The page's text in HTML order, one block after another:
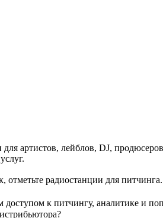
артистов, лейблов, DJ,
отметьте радиостанции для
к питчингу, аналитике и